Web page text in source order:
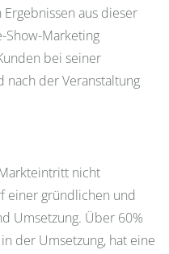
aus dieser
Show-Marketing
bei seiner
nach der Veranstaltung
nicht
einer gründlichen und
Umsetzung. Über 60%
der Umsetzung, hat eine